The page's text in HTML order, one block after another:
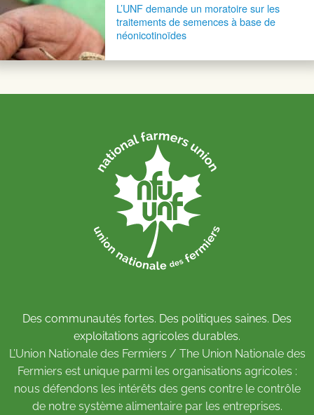
L’UNF demande un moratoire sur les
traitements de semences à base de
néonicotinoïdes
Des communautés fortes. Des politiques saines. Des
exploitations agricoles durables.
L’Union Nationale des Fermiers / The Union Nationale des
Fermiers est unique parmi les organisations agricoles :
nous défendons les intérêts des gens contre le contrôle
de notre système alimentaire par les entreprises.